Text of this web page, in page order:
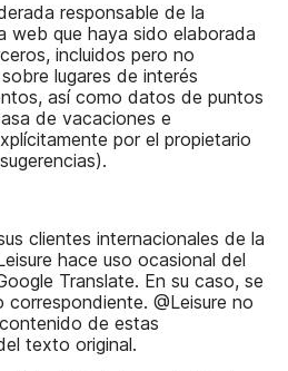
responsable de la
web que haya sido elaborada
incluidos pero no
lugares de interés
así como datos de puntos
de vacaciones e
por el propietario
clientes internacionales de la
hace uso ocasional del
Translate. En su caso, se
@Leisure no
de estas
texto original.